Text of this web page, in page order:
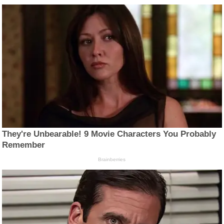
They're Unbearable! 9 Movie Characters You Probably
Remember
Brainberries